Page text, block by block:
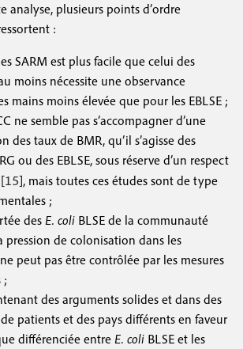
analyse, plusieurs points d’ordre
:
SARM est plus facile que celui des
moins nécessite une observance
mains moins élevée que pour les EBLSE ;
ne semble pas s’accompagner d’une
des taux de BMR, qu’il s’agisse des
ou des EBLSE, sous réserve d’un respect
15], mais toutes ces études sont de type
;
des E. coli BLSE de la communauté
pression de colonisation dans les
peut pas être contrôlée par les mesures
;
des arguments solides et dans des
patients et des pays différents en faveur
différenciée entre E. coli BLSE et les